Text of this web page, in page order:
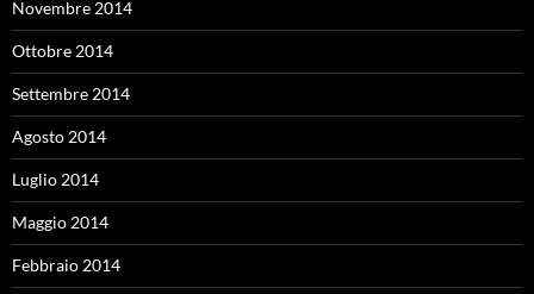
Novembre 2014
Ottobre 2014
Settembre 2014
Agosto 2014
Luglio 2014
Maggio 2014
Febbraio 2014